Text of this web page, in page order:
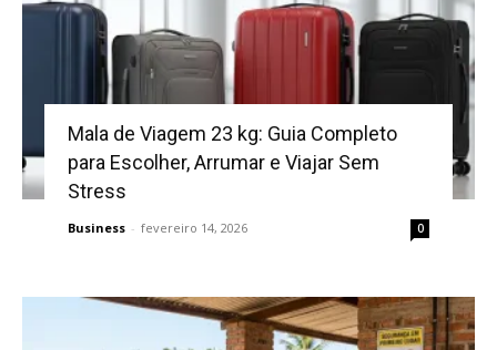
Mala de Viagem 23 kg: Guia Completo
para Escolher, Arrumar e Viajar Sem
Stress
Business - fevereiro 14, 2026 0